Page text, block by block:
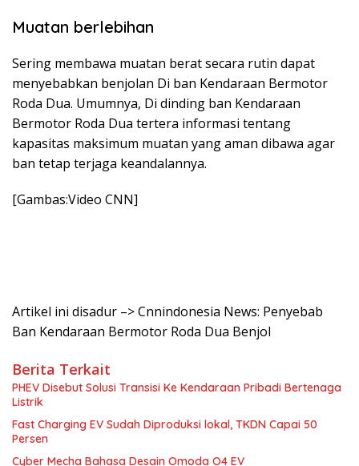
Muatan berlebihan
Sering membawa muatan berat secara rutin dapat
menyebabkan benjolan Di ban Kendaraan Bermotor
Roda Dua. Umumnya, Di dinding ban Kendaraan
Bermotor Roda Dua tertera informasi tentang
kapasitas maksimum muatan yang aman dibawa agar
ban tetap terjaga keandalannya.
[Gambas:Video CNN]
Artikel ini disadur –> Cnnindonesia News: Penyebab
Ban Kendaraan Bermotor Roda Dua Benjol
Berita Terkait
PHEV Disebut Solusi Transisi Ke Kendaraan Pribadi Bertenaga
Listrik
Fast Charging EV Sudah Diproduksi lokal, TKDN Capai 50
Persen
Cyber Mecha Bahasa Desain Omoda O4 EV